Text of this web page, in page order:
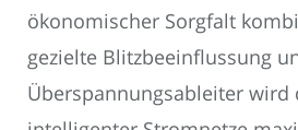
ökonomischer Sorgfalt
gezielte Blitzbeeinflussung
Überspannungsableiter wird